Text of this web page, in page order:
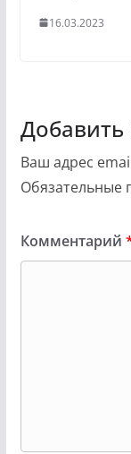
16.03.2023
Ваш адрес
Обязательные
Комментарий